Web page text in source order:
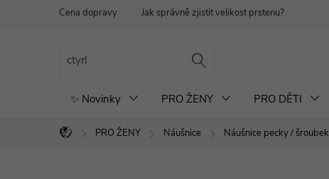
Cena dopravy Jak správně zjistit velikost prstenu?
✨ Novinky PRO ŽENY PRO DĚTI
Domů
PRO ŽENY Náušnice Náušnice pecky / šroubek